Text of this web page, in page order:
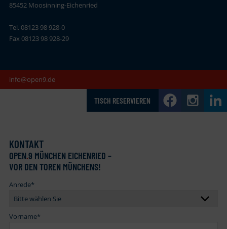
85452 Moosinning-Eichenried
Tel. 08123 98 928-0
Fax 08123 98 928-29
info@open9.de
TISCH RESERVIEREN
KONTAKT
OPEN.9 MÜNCHEN EICHENRIED –
VOR DEN TOREN MÜNCHENS!
Anrede*
Vorname*